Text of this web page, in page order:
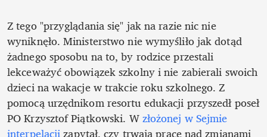
Z tego "przyglądania się" jak na razie nic nie
wyniknęło. Ministerstwo nie wymyśliło jak dotąd
żadnego sposobu na to, by rodzice przestali
lekceważyć obowiązek szkolny i nie zabierali swoich
dzieci na wakacje w trakcie roku szkolnego. Z
pomocą urzędnikom resortu edukacji przyszedł poseł
PO Krzysztof Piątkowski. W złożonej w Sejmie
interpelacji zapytał, czy trwają prace nad zmianami